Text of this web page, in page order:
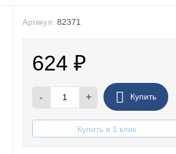
Артикул: 82371
624₽
- + Купить
Купить в 1 клик